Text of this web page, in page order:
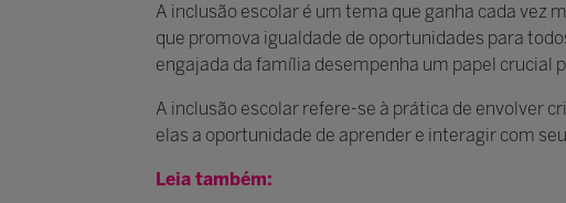
A inclusão escolar é um tema que ganha cada vez
que promova igualdade de oportunidades para
engajada da família desempenha um papel crucial
A inclusão escolar refere-se à prática de envolver
elas a oportunidade de aprender e interagir com
Leia também: